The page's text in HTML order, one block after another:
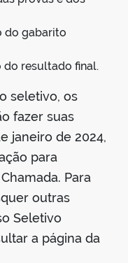
do gabarito
do resultado final.
seletivo, os
fazer suas
janeiro de 2024,
para
Para
outras
Seletivo
a página da